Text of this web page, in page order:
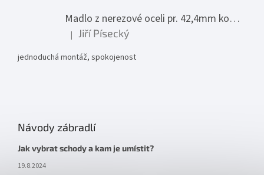
Madlo z nerezové oceli pr. 42,4mm komplet - model 0116 - 3000mm
Hodnocení produktu je 5 z 5 hvězdiček.
| Jiří Písecký
jednoduchá montáž, spokojenost
Návody zábradlí
Jak vybrat schody a kam je umístit?
19.8.2024